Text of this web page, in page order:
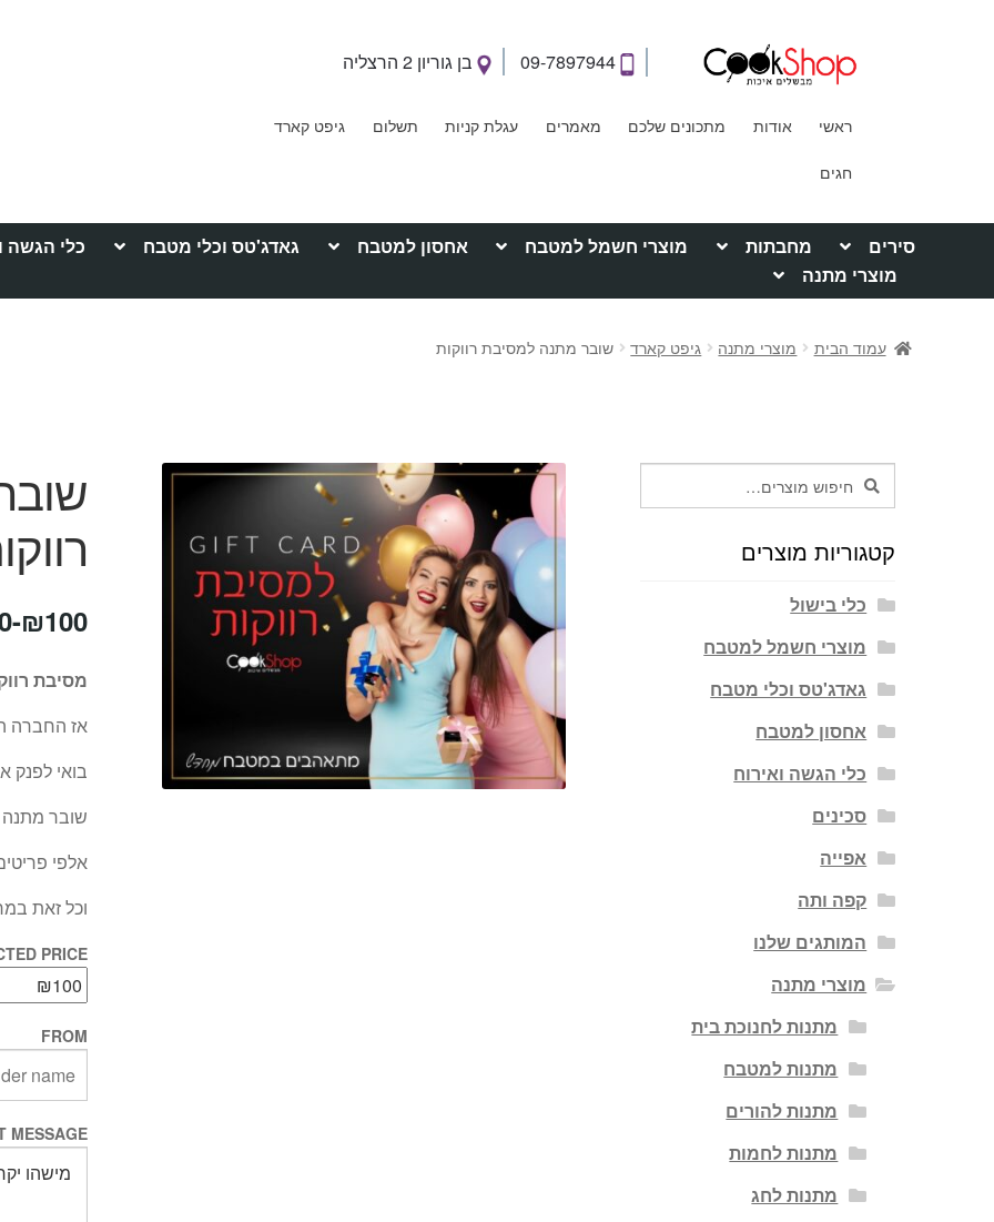
09-7897944 בן גוריון 2 הרצליה
ראשי אודות מתכונים שלכם מאמרים עגלת קניות תשלום גיפט קארד
חגים
סירים מחבתות מוצרי חשמל למטבח אחסון למטבח גאדג'טס וכלי מטבח
כלי הגשה
מוצרי מתנה
עמוד הבית מוצרי מתנה גיפט קארד שובר מתנה למסיבת רווקות
₪100
-
מסיבת
אז החברה
בואי
שובר מתנה
אלפי
וכל זאת
PRICE
FROM
MESSAGE
חיפוש
עבור:
חיפוש
קטגוריות מוצרים
כלי בישול
מוצרי חשמל למטבח
גאדג'טס וכלי מטבח
אחסון למטבח
כלי הגשה ואירוח
סכינים
אפייה
קפה ותה
המותגים שלנו
מוצרי מתנה
מתנות לחנוכת בית
מתנות למטבח
מתנות להורים
מתנות לחמות
מתנות לחג